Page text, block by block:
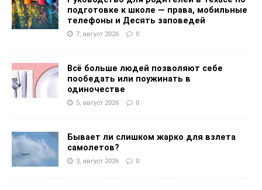
подготовке к школе — права, мобильные
телефоны и Десять заповедей
7, август 2026 0
Всё больше людей позволяют себе
пообедать или поужинать в
одиночестве
5, август 2026 0
Бывает ли слишком жарко для взлета
самолетов?
3, август 2026 0